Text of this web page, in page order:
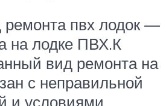
пвх лодок —
на лодке ПВХ.К
вид ремонта на
с неправильной
и условиями